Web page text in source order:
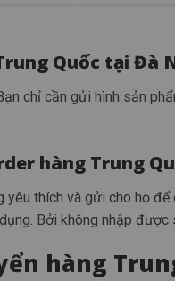
Quốc tại Đà
chỉ cần gửi hình sản
hàng Trung
thích và gửi cho họ
Bởi không nhập được
hàng